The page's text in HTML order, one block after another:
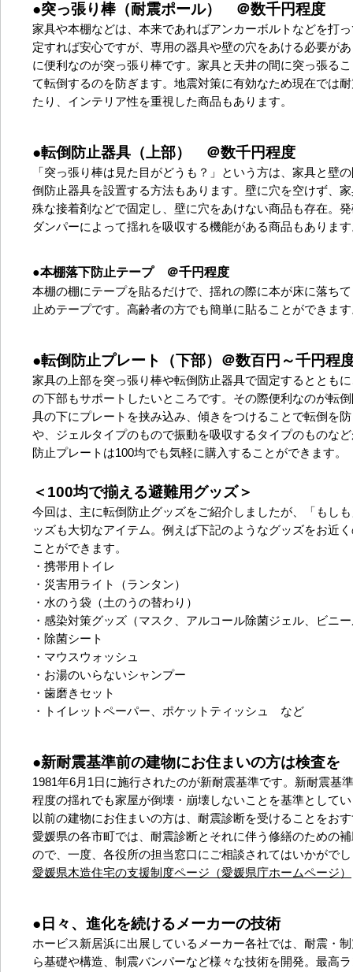
●突っ張り棒（耐震ポール） ＠数千円程度
家具や本棚などは、本来であればアンカーボルトなどを打
定すれば安心ですが、専用の器具や壁の穴をあける必要が
に便利なのが突っ張り棒です。家具と天井の間に突っ張る
て転倒するのを防ぎます。地震対策に有効なため現在では
たり、インテリア性を重視した商品もあります。
●転倒防止器具（上部） ＠数千円程度
「突っ張り棒は見た目がどうも？」という方は、家具と壁
倒防止器具を設置する方法もあります。壁に穴を空けず、
殊な接着剤などで固定し、壁に穴をあけない商品も存在。
ダンパーによって揺れを吸収する機能がある商品もありま
●本棚落下防止テープ ＠千円程度
本棚の棚にテープを貼るだけで、揺れの際に本が床に落ち
止めテープです。高齢者の方でも簡単に貼ることができま
●転倒防止プレート（下部）＠数百円～千円程
家具の上部を突っ張り棒や転倒防止器具で固定するととも
の下部もサポートしたいところです。その際便利なのが転
具の下にプレートを挟み込み、傾きをつけることで転倒を
や、ジェルタイプのもので振動を吸収するタイプのものな
防止プレートは100均でも気軽に購入することができます。
＜100均で揃える避難用グッズ＞
今回は、主に転倒防止グッズをご紹介しましたが、「もし
ッズも大切なアイテム。例えば下記のようなグッズをお近
ことができます。
・携帯用トイレ
・災害用ライト（ランタン）
・水のう袋（土のうの替わり）
・感染対策グッズ（マスク、アルコール除菌ジェル、ビニ
・除菌シート
・マウスウォッシュ
・お湯のいらないシャンプー
・歯磨きセット
・トイレットペーパー、ポケットティッシュ など
●新耐震基準前の建物にお住まいの方は検査を
1981年6月1日に施行されたのが新耐震基準です。新耐震基
程度の揺れでも家屋が倒壊・崩壊しないことを基準として
以前の建物にお住まいの方は、耐震診断を受けることをお
愛媛県の各市町では、耐震診断とそれに伴う修繕のための
ので、一度、各役所の担当窓口にご相談されてはいかがで
愛媛県木造住宅の支援制度ページ（愛媛県庁ホームページ）
●日々、進化を続けるメーカーの技術
ホービス新居浜に出展しているメーカー各社では、耐震・
ら基礎や構造、制震バンパーなど様々な技術を開発。最高